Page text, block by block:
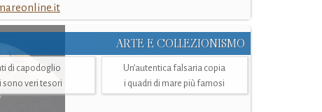
ARTE E COLLEZIONISMO
di capodoglio
sono veri tesori
Un’autentica falsaria copia
i quadri di mare più famosi